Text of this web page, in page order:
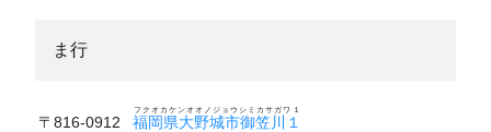
ま行
〒816-0912 福岡県大野城市御笠川１
フクオカケンオオノジョウシミカサガワ１